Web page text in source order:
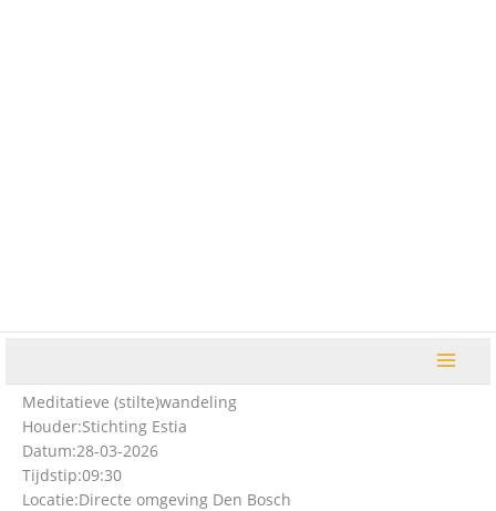
Meditatieve (stilte)wandeling
Houder:Stichting Estia
Datum:28-03-2026
Tijdstip:09:30
Locatie:Directe omgeving Den Bosch